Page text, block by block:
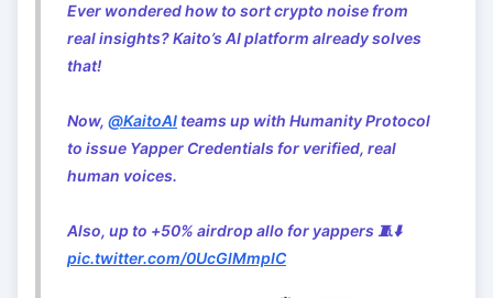
Ever wondered how to sort crypto noise from
real insights? Kaito’s AI platform already solves
that!
Now, @KaitoAIteams up with Humanity Protocol
to issue Yapper Credentials for verified, real
human voices.
Also, up to +50% airdrop allo for yappers 🧵⬇️
pic.twitter.com/0UcGlMmpIC